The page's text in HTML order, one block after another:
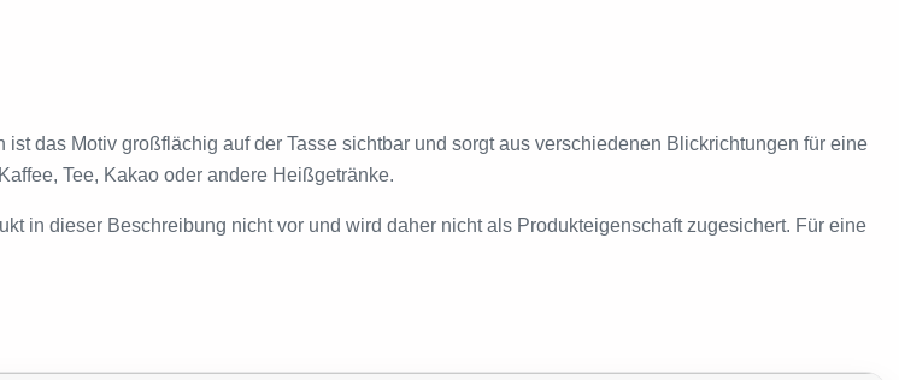
das Motiv großflächig auf der Tasse sichtbar und sorgt aus verschiedenen Blickrichtungen für eine
Tee, Kakao oder andere Heißgetränke.
in dieser Beschreibung nicht vor und wird daher nicht als Produkteigenschaft zugesichert. Für eine